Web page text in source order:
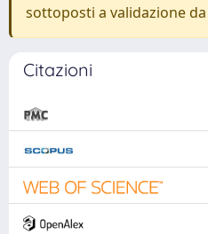
sottoposti a validazione
Citazioni